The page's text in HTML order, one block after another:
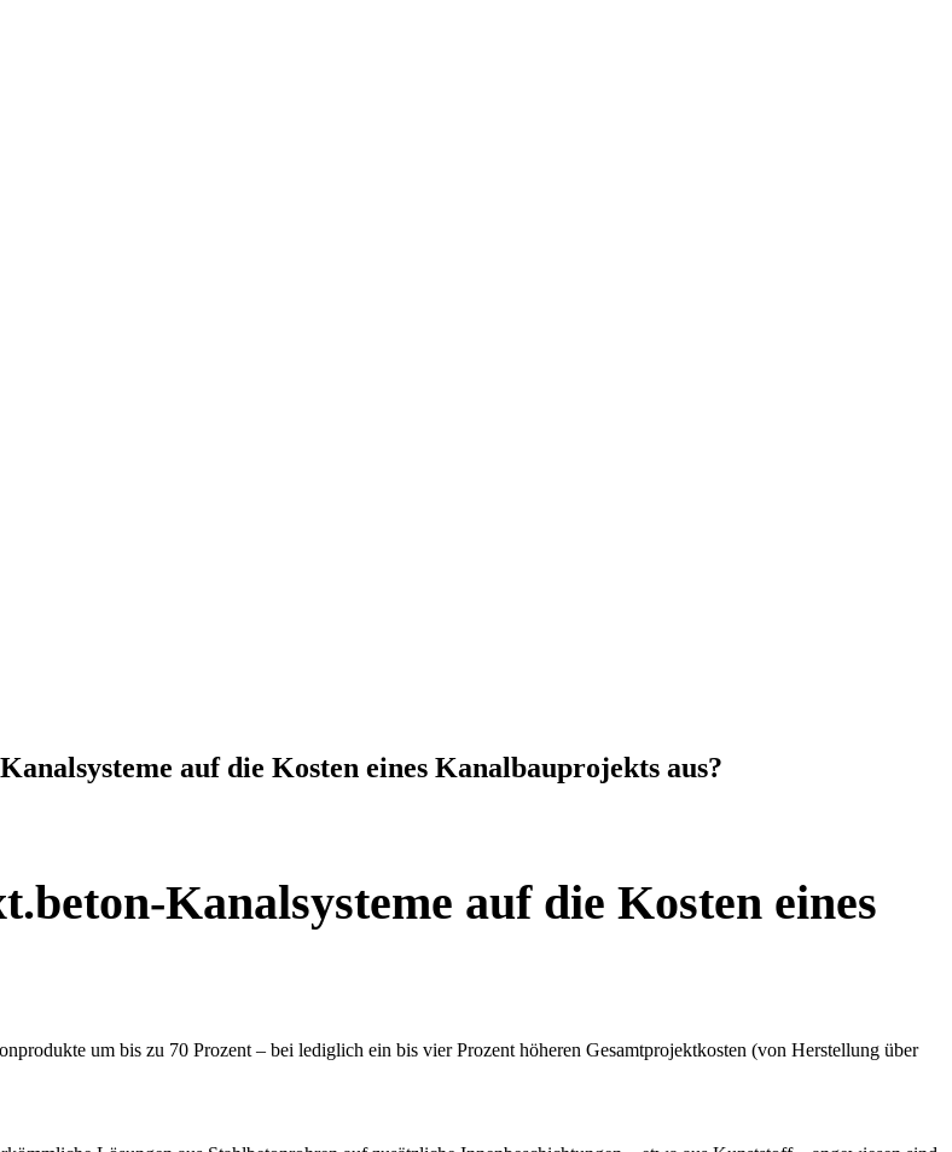
auf die Kosten eines Kanalbauprojekts aus?
Kanalsysteme auf die Kosten eines
um bis zu 70 Prozent – bei lediglich ein bis vier Prozent höheren Gesamtprojektkosten (von Herstellung über